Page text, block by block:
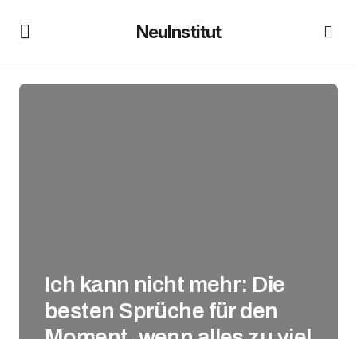
NeuInstitut
Ich kann nicht mehr: Die
besten Sprüche für den